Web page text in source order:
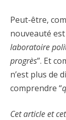
Peut-être,
nouveauté
laboratoire
progrès”. Et
n’est plus de
comprendre “
Cet article et